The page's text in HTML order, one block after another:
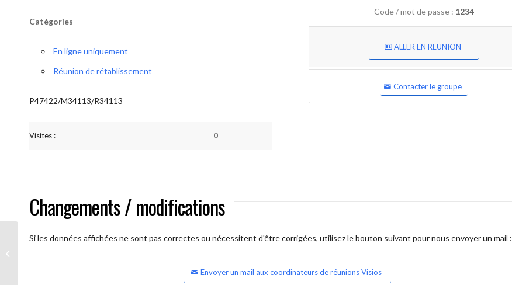
Catégories
En ligne uniquement
Réunion de rétablissement
P47422/M34113/R34113
Visites : 0
Code / mot de passe : 1234
ALLER EN REUNION
Contacter le groupe
Changements / modifications
Si les données affichées ne sont pas correctes ou nécessitent d'être corrigées, utilisez le bouton suivant pour nous envoyer un mail :
Envoyer un mail aux coordinateurs de réunions Visios